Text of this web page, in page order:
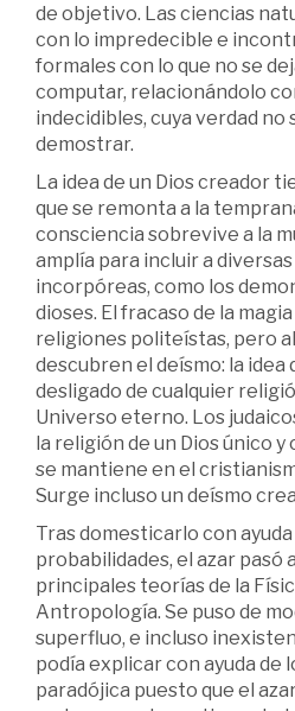
de objetivo. Las ciencias
con lo impredecible e
formales con lo que no se
computar, relacionándolo
indecidibles, cuya verdad no
demostrar.
La idea de un Dios creador
que se remonta a la
consciencia sobrevive a la
amplía para incluir a
incorpóreas, como los
dioses. El fracaso de la
religiones politeístas, pero
descubren el deísmo: la idea
desligado de cualquier
Universo eterno. Los
la religión de un Dios único y
se mantiene en el
Surge incluso un deísmo
Tras domesticarlo con
probabilidades, el azar pasó
principales teorías de la
Antropología. Se puso de
superfluo, e incluso
podía explicar con ayuda de
paradójica puesto que el